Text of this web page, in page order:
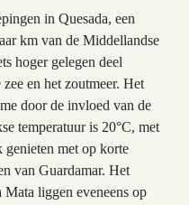
in Quesada, een
km van de Middellandse
hoger gelegen deel
en het zoutmeer. Het
door de invloed van de
temperatuur is 20°C, met
met op korte
van Guardamar. Het
liggen eveneens op